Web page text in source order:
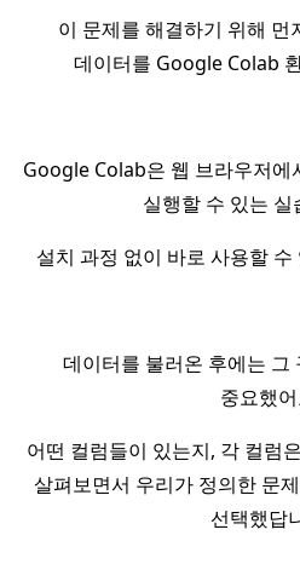
이 문제를 해결하기 위해 먼
데이터를 Google Colab
Google Colab은 웹 브라우저에
실행할 수 있는 실
설치 과정 없이 바로 사용할
데이터를 불러온 후에는 그
중요했
어떤 컬럼들이 있는지, 각 컬럼
살펴보면서 우리가 정의한 문
선택했답